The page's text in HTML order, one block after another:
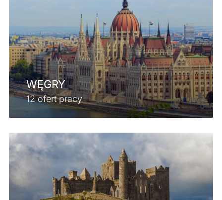
WĘGRY
12 ofert pracy